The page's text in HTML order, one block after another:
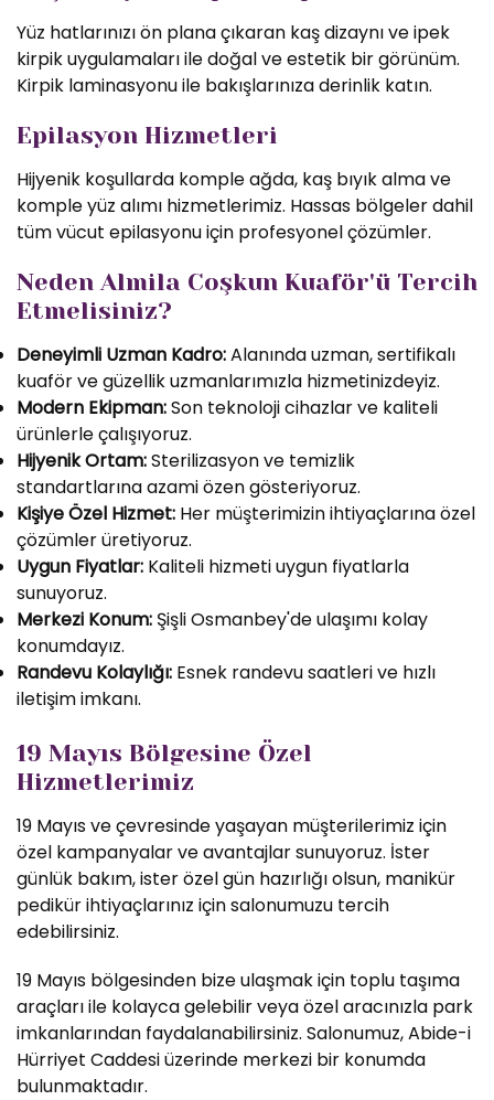
Yüz hatlarınızı ön plana çıkaran kaş dizaynı ve ipek
kirpik uygulamaları ile doğal ve estetik bir görünüm.
Kirpik laminasyonu ile bakışlarınıza derinlik katın.
Epilasyon Hizmetleri
Hijyenik koşullarda komple ağda, kaş bıyık alma ve
komple yüz alımı hizmetlerimiz. Hassas bölgeler dahil
tüm vücut epilasyonu için profesyonel çözümler.
Neden Almila Coşkun Kuaför'ü Tercih
Etmelisiniz?
Deneyimli Uzman Kadro:Alanında uzman, sertifikalı
kuaför ve güzellik uzmanlarımızla hizmetinizdeyiz.
Modern Ekipman:Son teknoloji cihazlar ve kaliteli
ürünlerle çalışıyoruz.
Hijyenik Ortam:Sterilizasyon ve temizlik
standartlarına azami özen gösteriyoruz.
Kişiye Özel Hizmet: Her müşterimizin ihtiyaçlarına özel
çözümler üretiyoruz.
Uygun Fiyatlar: Kaliteli hizmeti uygun fiyatlarla
sunuyoruz.
Merkezi Konum: Şişli Osmanbey'de ulaşımı kolay
konumdayız.
Randevu Kolaylığı: Esnek randevu saatleri ve hızlı
iletişim imkanı.
19 Mayıs Bölgesine Özel
Hizmetlerimiz
19 Mayıs ve çevresinde yaşayan müşterilerimiz için
özel kampanyalar ve avantajlar sunuyoruz. İster
günlük bakım, ister özel gün hazırlığı olsun, manikür
pedikür ihtiyaçlarınız için salonumuzu tercih
edebilirsiniz.
19 Mayıs bölgesinden bize ulaşmak için toplu taşıma
araçları ile kolayca gelebilir veya özel aracınızla park
imkanlarından faydalanabilirsiniz. Salonumuz, Abide-i
Hürriyet Caddesi üzerinde merkezi bir konumda
bulunmaktadır.